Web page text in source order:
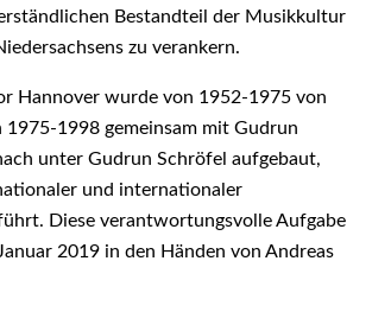
Bestandteil der Musikkultur
zu verankern.
Hannover wurde von 1952-1975 von
1975-1998 gemeinsam mit Gudrun
unter Gudrun Schröfel aufgebaut,
und internationaler
Diese verantwortungsvolle Aufgabe
2019 in den Händen von Andreas